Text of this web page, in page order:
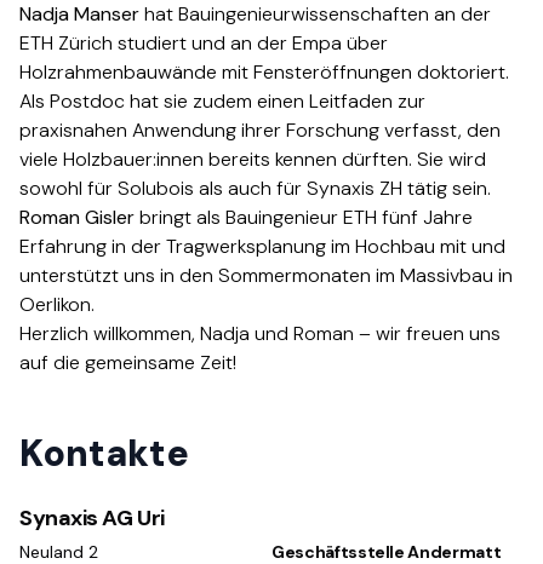
Nadja Manser​​​​‌ ‍ ​‍​‍‌‍ ‌ ​‍‌‍‍‌‌‍‌ ‌‍‍‌‌‍ ‍​‍​‍​ ‍‍​‍​‍‌ ​ ‌‍​‌‌‍ ‍‌‍‍‌‌ ‌​‌ ‍‌​‍ ‍‌‍‍‌‌‍ ​‍​‍​‍ ​​‍​‍‌‍‍​‌ ​‍‌‍‌‌‌‍‌‍​‍​‍​ ‍‍​‍​‍‌‍‍​‌ ‌​‌ ‌​‌ ​​​ ‍‍​‍ ​‍ ‌‍ ​‌‍ ‌‍​ ‌‍​‌‌‍ ​‌‍‍​‌‍ ‌ ​ ‌ ‌​​ ‍‍​ ​ ​ ​ ​ ​ ​ ​ ​‍ ‌‍‍‌‌‍ ‍‌ ‌​‌‍‌‌‌‍ ‍‌ ‌​​‍ ‌‍‌‌‌‍‌​‌‍‍‌‌ ‌​​‍ ‌‍ ‌‌‍ ‌‍‌​‌‍‌‌​ ‌‌ ​​‌ ​‍‌‍‌‌‌ ​ ‌‍‌‌‌‍ ‍‌ ‌​‌‍​‌‌ ‌​‌‍‍‌‌‍ ‌‍ ‍​ ‍ ‌‍‍‌‌‍‌​​ ‌‌‍‌​​ ​​​ ‌​​ ‌‍​ ‌ ​ ‌​​ ‌‌​ ​​​‍ ‌​ ‍​​ ​‌‌‍​‍‌‍‌‍​‍ ‌​ ‌​​ ‌‍‌‍​‌​ ​​​‍ ‌​ ‍‌‌‍‌‍‌‍‌‌‌‍​‍​‍ ‌​ ‌ ​ ‌‍​ ‍‌‌‍​‍​ ‌​‌‍​‍​ ​ ​ ‌​​ ‍​‌‍​‌​ ​ ​ ​ ​ ‍ ‌ ‌​‌ ‍‌‌ ​​‌‍‌‌​ ‌‌‍ ‍‌‍‌‌‌ ‌ ‌ ​ ​ ‍ ‌ ​​‌‍​‌‌ ‌​‌‍‍​​ ‌‌ ​‍‌‍‍‌‌‍​ ‌‍‍​‌‌‌​‌‍‌‌‌ ‍​‌ ‌​​‍‌‌​ ‌‌‌​​‍‌‌ ‌‍‍ ‌‍‌‌‌ ‍‌​‍‌‌​ ​ ‌​‌​​‍‌‌​ ​ ‌​‌​​‍‌‌​ ​‍​ ​‍‌‍‌​‌‍‌‌​‍‌‌​ ​‍​ ​‍​‍‌‌​ ‌‌‌​‌​​‍ ‍‌ ‌‍‌‍​‌‌‍ ​‌ ‌‌‌‍‌‌​‍‌‌​ ‌‌‌​​‍‌‌ ‌‍‍ ‌‍‌‌‌ ‍‌​‍‌‌​ ​ ‌​‌​​‍‌‌​ ​ ‌​‌​​‍‌‌​ ​‍​ ​‍​ ​ ​ ‍‌​ ​​​ ​‌​ ​ ​ ‌‍​ ‌​​ ‍​​ ​ ​ ‌‍​ ​‌‌‍‌‌​‍‌‌​ ​‍​ ​‍​‍‌‌​ ‌‌‌​‌​​‍ ‍‌‍​ ‌‍‍​‌‍‍‌‌‍ ​‌‍‌​‌ ​‍‌‍‌‌‌‍ ‍​‍‌‌​ ‌‌‌​​‍‌‌ ‌‍‍ ‌‍‌‌‌ ‍‌​‍‌‌​ ​ ‌​‌​​‍‌‌​ ​ ‌​‌​​‍‌‌​ ​‍​ ​‍​ ‍‌‌‍‌‌‌‍​‌‌‍‌‍​ ‌‌​ ‌ ​ ​ ​ ‌‌‌‍‌​‌‍​ ​ ‌ ​ ‌ ​‍‌‌​ ​‍​ ​‍​‍‌‌​ ‌‌‌​‌​​‍ ‍‌ ‌​‌‍‌‌‌ ‍​‌ ‌​​ ‌‍​‍‌‍​‌‌ ​ ‌‍‌‌‌‌‌‌‌ ​‍‌‍ ​​ ‌‌‍‍​‌ ‌​‌ ‌​‌ ​​​‍‌‌​ ​ ‌​​‌​‍‌‌​ ​‍‌​‌‍​‍‌‌​ ​‍‌​‌‍‌‍ ​‌‍ ‌‍​ ‌‍​‌‌‍ ​‌‍‍​‌‍ ‌ ​ ‌ ‌​​‍‌‌​ ​ ‌​​‌​ ​ ​ ​ ​ ​ ​ ​ ​‍‌‍‌‍‍‌‌‍‌​​ ‌‌‍‌​​ ​​​ ‌​​ ‌‍​ ‌ ​ ‌​​ ‌‌​ ​​​‍ ‌​ ‍​​ ​‌‌‍​‍‌‍‌‍​‍ ‌​ ‌​​ ‌‍‌‍​‌​ ​​​‍ ‌​ ‍‌‌‍‌‍‌‍‌‌‌‍​‍​‍ ‌​ ‌ ​ ‌‍​ ‍‌‌‍​‍​ ‌​‌‍​‍​ ​ ​ ‌​​ ‍​‌‍​‌​ ​ ​ ​ ​‍‌‍‌ ‌​‌ ‍‌‌ ​​‌‍‌‌​ ‌‌‍ ‍‌‍‌‌‌ ‌ ‌ ​ ​‍‌‍‌ ​​‌‍​‌‌ ‌​‌‍‍​​ ‌‌ ​‍‌‍‍‌‌‍​ ‌‍‍​‌‌‌​‌‍‌‌‌ ‍​‌ ‌​​‍‌‌​ ‌‌‌​​‍‌‌ ‌‍‍ ‌‍‌‌‌ ‍‌​‍‌‌​ ​ ‌​‌​​‍‌‌​ ​ ‌​‌​​‍‌‌​ ​‍​ ​‍‌‍‌​‌‍‌‌​‍‌‌​ ​‍​ ​‍​‍‌‌​ ‌‌‌​‌​​‍ ‍‌ ‌‍‌‍​‌‌‍ ​‌ ‌‌‌‍‌‌​‍‌‌​ ‌‌‌​​‍‌‌ ‌‍‍ ‌‍‌‌‌ ‍‌​‍‌‌​ ​ ‌​‌​​‍‌‌​ ​ ‌​‌​​‍‌‌​ ​‍​ ​‍​ ​ ​ ‍‌​ ​​​ ​‌​ ​ ​ ‌‍​ ‌​​ ‍​​ ​ ​ ‌‍​ ​‌‌‍‌‌​‍‌‌​ ​‍​ ​‍​‍‌‌​ ‌‌‌​‌​​‍ ‍‌‍​ ‌‍‍​‌‍‍‌‌‍ ​‌‍‌​‌ ​‍‌‍‌‌‌‍ ‍​‍‌‌​ ‌‌‌​​‍‌‌ ‌‍‍ ‌‍‌‌‌ ‍‌​‍‌‌​ ​ ‌​‌​​‍‌‌​ ​ ‌​‌​​‍‌‌​ ​‍​ ​‍​ ‍‌‌‍‌‌‌‍​‌‌‍‌‍​ ‌‌​ ‌ ​ ​ ​ ‌‌‌‍‌​‌‍​ ​ ‌ ​ ‌ ​‍‌‌​ ​‍​ ​‍​‍‌‌​ ‌‌‌​‌​​‍ ‍‌ ‌​‌‍‌‌‌ ‍​‌ ‌​​‍‌‍‌ ​​‌‍‌‌‌ ​‍‌ ​ ‌ ​​‌‍‌‌‌‍​ ‌ ‌​‌‍‍‌‌ ‌‍‌‍‌‌​ ‌‌ ​​‌ ‌‌‌‍​‍‌‍ ​‌‍‍‌‌ ​ ‌‍‍​‌‍‌‌‌‍‌​​‍​‍‌ ‌hat Bauingenieurwissenschaften an der
ETH Zürich studiert und an der Empa über
Holzrahmenbauwände mit Fensteröffnungen doktoriert.
Als Postdoc hat sie zudem einen Leitfaden zur
praxisnahen Anwendung ihrer Forschung verfasst, den
viele Holzbauer:innen bereits kennen dürften. Sie wird
sowohl für Solubois als auch für Synaxis ZH tätig sein.​​​​‌ ‍ ​‍​‍‌‍ ‌ ​‍‌‍‍‌‌‍‌ ‌‍‍‌‌‍ ‍​‍​‍​ ‍‍​‍​‍‌ ​ ‌‍​‌‌‍ ‍‌‍‍‌‌ ‌​‌ ‍‌​‍ ‍‌‍‍‌‌‍ ​‍​‍​‍ ​​‍​‍‌‍‍​‌ ​‍‌‍‌‌‌‍‌‍​‍​‍​ ‍‍​‍​‍‌‍‍​‌ ‌​‌ ‌​‌ ​​​ ‍‍​‍ ​‍ ‌‍ ​‌‍ ‌‍​ ‌‍​‌‌‍ ​‌‍‍​‌‍ ‌ ​ ‌ ‌​​ ‍‍​ ​ ​ ​ ​ ​ ​ ​ ​‍ ‌‍‍‌‌‍ ‍‌ ‌​‌‍‌‌‌‍ ‍‌ ‌​​‍ ‌‍‌‌‌‍‌​‌‍‍‌‌ ‌​​‍ ‌‍ ‌‌‍ ‌‍‌​‌‍‌‌​ ‌‌ ​​‌ ​‍‌‍‌‌‌ ​ ‌‍‌‌‌‍ ‍‌ ‌​‌‍​‌‌ ‌​‌‍‍‌‌‍ ‌‍ ‍​ ‍ ‌‍‍‌‌‍‌​​ ‌‌‍‌​​ ​​​ ‌​​ ‌‍​ ‌ ​ ‌​​ ‌‌​ ​​​‍ ‌​ ‍​​ ​‌‌‍​‍‌‍‌‍​‍ ‌​ ‌​​ ‌‍‌‍​‌​ ​​​‍ ‌​ ‍‌‌‍‌‍‌‍‌‌‌‍​‍​‍ ‌​ ‌ ​ ‌‍​ ‍‌‌‍​‍​ ‌​‌‍​‍​ ​ ​ ‌​​ ‍​‌‍​‌​ ​ ​ ​ ​ ‍ ‌ ‌​‌ ‍‌‌ ​​‌‍‌‌​ ‌‌‍ ‍‌‍‌‌‌ ‌ ‌ ​ ​ ‍ ‌ ​​‌‍​‌‌ ‌​‌‍‍​​ ‌‌ ​‍‌‍‍‌‌‍​ ‌‍‍​‌‌‌​‌‍‌‌‌ ‍​‌ ‌​​‍‌‌​ ‌‌‌​​‍‌‌ ‌‍‍ ‌‍‌‌‌ ‍‌​‍‌‌​ ​ ‌​‌​​‍‌‌​ ​ ‌​‌​​‍‌‌​ ​‍​ ​‍‌‍‌​‌‍‌‌​‍‌‌​ ​‍​ ​‍​‍‌‌​ ‌‌‌​‌​​‍ ‍‌ ‌‍‌‍​‌‌‍ ​‌ ‌‌‌‍‌‌​‍‌‌​ ‌‌‌​​‍‌‌ ‌‍‍ ‌‍‌‌‌ ‍‌​‍‌‌​ ​ ‌​‌​​‍‌‌​ ​ ‌​‌​​‍‌‌​ ​‍​ ​‍​ ​ ​ ‍‌​ ​​​ ​‌​ ​ ​ ‌‍​ ‌​​ ‍​​ ​ ​ ‌‍​ ​‌‌‍‌‌​‍‌‌​ ​‍​ ​‍​‍‌‌​ ‌‌‌​‌​​‍ ‍‌‍​ ‌‍‍​‌‍‍‌‌‍ ​‌‍‌​‌ ​‍‌‍‌‌‌‍ ‍​‍‌‌​ ‌‌‌​​‍‌‌ ‌‍‍ ‌‍‌‌‌ ‍‌​‍‌‌​ ​ ‌​‌​​‍‌‌​ ​ ‌​‌​​‍‌‌​ ​‍​ ​‍​ ​ ​ ​‍​ ​‍‌‍‌​‌‍‌​‌‍​‌​ ‌‌​ ‌‍​ ‌‍​ ​‍​ ​​​ ‌‌​‍‌‌​ ​‍​ ​‍​‍‌‌​ ‌‌‌​‌​​‍ ‍‌ ‌​‌‍‌‌‌ ‍​‌ ‌​​ ‌‍​‍‌‍​‌‌ ​ ‌‍‌‌‌‌‌‌‌ ​‍‌‍ ​​ ‌‌‍‍​‌ ‌​‌ ‌​‌ ​​​‍‌‌​ ​ ‌​​‌​‍‌‌​ ​‍‌​‌‍​‍‌‌​ ​‍‌​‌‍‌‍ ​‌‍ ‌‍​ ‌‍​‌‌‍ ​‌‍‍​‌‍ ‌ ​ ‌ ‌​​‍‌‌​ ​ ‌​​‌​ ​ ​ ​ ​ ​ ​ ​ ​‍‌‍‌‍‍‌‌‍‌​​ ‌‌‍‌​​ ​​​ ‌​​ ‌‍​ ‌ ​ ‌​​ ‌‌​ ​​​‍ ‌​ ‍​​ ​‌‌‍​‍‌‍‌‍​‍ ‌​ ‌​​ ‌‍‌‍​‌​ ​​​‍ ‌​ ‍‌‌‍‌‍‌‍‌‌‌‍​‍​‍ ‌​ ‌ ​ ‌‍​ ‍‌‌‍​‍​ ‌​‌‍​‍​ ​ ​ ‌​​ ‍​‌‍​‌​ ​ ​ ​ ​‍‌‍‌ ‌​‌ ‍‌‌ ​​‌‍‌‌​ ‌‌‍ ‍‌‍‌‌‌ ‌ ‌ ​ ​‍‌‍‌ ​​‌‍​‌‌ ‌​‌‍‍​​ ‌‌ ​‍‌‍‍‌‌‍​ ‌‍‍​‌‌‌​‌‍‌‌‌ ‍​‌ ‌​​‍‌‌​ ‌‌‌​​‍‌‌ ‌‍‍ ‌‍‌‌‌ ‍‌​‍‌‌​ ​ ‌​‌​​‍‌‌​ ​ ‌​‌​​‍‌‌​ ​‍​ ​‍‌‍‌​‌‍‌‌​‍‌‌​ ​‍​ ​‍​‍‌‌​ ‌‌‌​‌​​‍ ‍‌ ‌‍‌‍​‌‌‍ ​‌ ‌‌‌‍‌‌​‍‌‌​ ‌‌‌​​‍‌‌ ‌‍‍ ‌‍‌‌‌ ‍‌​‍‌‌​ ​ ‌​‌​​‍‌‌​ ​ ‌​‌​​‍‌‌​ ​‍​ ​‍​ ​ ​ ‍‌​ ​​​ ​‌​ ​ ​ ‌‍​ ‌​​ ‍​​ ​ ​ ‌‍​ ​‌‌‍‌‌​‍‌‌​ ​‍​ ​‍​‍‌‌​ ‌‌‌​‌​​‍ ‍‌‍​ ‌‍‍​‌‍‍‌‌‍ ​‌‍‌​‌ ​‍‌‍‌‌‌‍ ‍​‍‌‌​ ‌‌‌​​‍‌‌ ‌‍‍ ‌‍‌‌‌ ‍‌​‍‌‌​ ​ ‌​‌​​‍‌‌​ ​ ‌​‌​​‍‌‌​ ​‍​ ​‍​ ​ ​ ​‍​ ​‍‌‍‌​‌‍‌​‌‍​‌​ ‌‌​ ‌‍​ ‌‍​ ​‍​ ​​​ ‌‌​‍‌‌​ ​‍​ ​‍​‍‌‌​ ‌‌‌​‌​​‍ ‍‌ ‌​‌‍‌‌‌ ‍​‌ ‌​​‍‌‍‌ ​​‌‍‌‌‌ ​‍‌ ​ ‌ ​​‌‍‌‌‌‍​ ‌ ‌​‌‍‍‌‌ ‌‍‌‍‌‌​ ‌‌ ​​‌ ‌‌‌‍​‍‌‍ ​‌‍‍‌‌ ​ ‌‍‍​‌‍‌‌‌‍‌​​‍​‍‌ ‌
Roman Gisler​​​​‌ ‍ ​‍​‍‌‍ ‌ ​‍‌‍‍‌‌‍‌ ‌‍‍‌‌‍ ‍​‍​‍​ ‍‍​‍​‍‌ ​ ‌‍​‌‌‍ ‍‌‍‍‌‌ ‌​‌ ‍‌​‍ ‍‌‍‍‌‌‍ ​‍​‍​‍ ​​‍​‍‌‍‍​‌ ​‍‌‍‌‌‌‍‌‍​‍​‍​ ‍‍​‍​‍‌‍‍​‌ ‌​‌ ‌​‌ ​​​ ‍‍​‍ ​‍ ‌‍ ​‌‍ ‌‍​ ‌‍​‌‌‍ ​‌‍‍​‌‍ ‌ ​ ‌ ‌​​ ‍‍​ ​ ​ ​ ​ ​ ​ ​ ​‍ ‌‍‍‌‌‍ ‍‌ ‌​‌‍‌‌‌‍ ‍‌ ‌​​‍ ‌‍‌‌‌‍‌​‌‍‍‌‌ ‌​​‍ ‌‍ ‌‌‍ ‌‍‌​‌‍‌‌​ ‌‌ ​​‌ ​‍‌‍‌‌‌ ​ ‌‍‌‌‌‍ ‍‌ ‌​‌‍​‌‌ ‌​‌‍‍‌‌‍ ‌‍ ‍​ ‍ ‌‍‍‌‌‍‌​​ ‌‌‍‌​​ ​​​ ‌​​ ‌‍​ ‌ ​ ‌​​ ‌‌​ ​​​‍ ‌​ ‍​​ ​‌‌‍​‍‌‍‌‍​‍ ‌​ ‌​​ ‌‍‌‍​‌​ ​​​‍ ‌​ ‍‌‌‍‌‍‌‍‌‌‌‍​‍​‍ ‌​ ‌ ​ ‌‍​ ‍‌‌‍​‍​ ‌​‌‍​‍​ ​ ​ ‌​​ ‍​‌‍​‌​ ​ ​ ​ ​ ‍ ‌ ‌​‌ ‍‌‌ ​​‌‍‌‌​ ‌‌‍ ‍‌‍‌‌‌ ‌ ‌ ​ ​ ‍ ‌ ​​‌‍​‌‌ ‌​‌‍‍​​ ‌‌ ​‍‌‍‍‌‌‍​ ‌‍‍​‌‌‌​‌‍‌‌‌ ‍​‌ ‌​​‍‌‌​ ‌‌‌​​‍‌‌ ‌‍‍ ‌‍‌‌‌ ‍‌​‍‌‌​ ​ ‌​‌​​‍‌‌​ ​ ‌​‌​​‍‌‌​ ​‍​ ​‍‌‍‌​‌‍‌‌​‍‌‌​ ​‍​ ​‍​‍‌‌​ ‌‌‌​‌​​‍ ‍‌ ‌‍‌‍​‌‌‍ ​‌ ‌‌‌‍‌‌​‍‌‌​ ‌‌‌​​‍‌‌ ‌‍‍ ‌‍‌‌‌ ‍‌​‍‌‌​ ​ ‌​‌​​‍‌‌​ ​ ‌​‌​​‍‌‌​ ​‍​ ​‍​ ‍‌​ ​‌​ ‍‌​ ​‍‌‍​ ​ ‌ ​ ‌‍​ ‌ ​ ‍​​ ‌​​ ​ ​ ‌ ​‍‌‌​ ​‍​ ​‍​‍‌‌​ ‌‌‌​‌​​‍ ‍‌‍​ ‌‍‍​‌‍‍‌‌‍ ​‌‍‌​‌ ​‍‌‍‌‌‌‍ ‍​‍‌‌​ ‌‌‌​​‍‌‌ ‌‍‍ ‌‍‌‌‌ ‍‌​‍‌‌​ ​ ‌​‌​​‍‌‌​ ​ ‌​‌​​‍‌‌​ ​‍​ ​‍​ ‌​​ ‍​​ ‌​​ ​‍​ ​‍​ ‌​‌‍‌‍​ ‌​‌‍‌​‌‍‌‍‌‍‌​​ ‌ ​‍‌‌​ ​‍​ ​‍​‍‌‌​ ‌‌‌​‌​​‍ ‍‌ ‌​‌‍‌‌‌ ‍​‌ ‌​​ ‌‍​‍‌‍​‌‌ ​ ‌‍‌‌‌‌‌‌‌ ​‍‌‍ ​​ ‌‌‍‍​‌ ‌​‌ ‌​‌ ​​​‍‌‌​ ​ ‌​​‌​‍‌‌​ ​‍‌​‌‍​‍‌‌​ ​‍‌​‌‍‌‍ ​‌‍ ‌‍​ ‌‍​‌‌‍ ​‌‍‍​‌‍ ‌ ​ ‌ ‌​​‍‌‌​ ​ ‌​​‌​ ​ ​ ​ ​ ​ ​ ​ ​‍‌‍‌‍‍‌‌‍‌​​ ‌‌‍‌​​ ​​​ ‌​​ ‌‍​ ‌ ​ ‌​​ ‌‌​ ​​​‍ ‌​ ‍​​ ​‌‌‍​‍‌‍‌‍​‍ ‌​ ‌​​ ‌‍‌‍​‌​ ​​​‍ ‌​ ‍‌‌‍‌‍‌‍‌‌‌‍​‍​‍ ‌​ ‌ ​ ‌‍​ ‍‌‌‍​‍​ ‌​‌‍​‍​ ​ ​ ‌​​ ‍​‌‍​‌​ ​ ​ ​ ​‍‌‍‌ ‌​‌ ‍‌‌ ​​‌‍‌‌​ ‌‌‍ ‍‌‍‌‌‌ ‌ ‌ ​ ​‍‌‍‌ ​​‌‍​‌‌ ‌​‌‍‍​​ ‌‌ ​‍‌‍‍‌‌‍​ ‌‍‍​‌‌‌​‌‍‌‌‌ ‍​‌ ‌​​‍‌‌​ ‌‌‌​​‍‌‌ ‌‍‍ ‌‍‌‌‌ ‍‌​‍‌‌​ ​ ‌​‌​​‍‌‌​ ​ ‌​‌​​‍‌‌​ ​‍​ ​‍‌‍‌​‌‍‌‌​‍‌‌​ ​‍​ ​‍​‍‌‌​ ‌‌‌​‌​​‍ ‍‌ ‌‍‌‍​‌‌‍ ​‌ ‌‌‌‍‌‌​‍‌‌​ ‌‌‌​​‍‌‌ ‌‍‍ ‌‍‌‌‌ ‍‌​‍‌‌​ ​ ‌​‌​​‍‌‌​ ​ ‌​‌​​‍‌‌​ ​‍​ ​‍​ ‍‌​ ​‌​ ‍‌​ ​‍‌‍​ ​ ‌ ​ ‌‍​ ‌ ​ ‍​​ ‌​​ ​ ​ ‌ ​‍‌‌​ ​‍​ ​‍​‍‌‌​ ‌‌‌​‌​​‍ ‍‌‍​ ‌‍‍​‌‍‍‌‌‍ ​‌‍‌​‌ ​‍‌‍‌‌‌‍ ‍​‍‌‌​ ‌‌‌​​‍‌‌ ‌‍‍ ‌‍‌‌‌ ‍‌​‍‌‌​ ​ ‌​‌​​‍‌‌​ ​ ‌​‌​​‍‌‌​ ​‍​ ​‍​ ‌​​ ‍​​ ‌​​ ​‍​ ​‍​ ‌​‌‍‌‍​ ‌​‌‍‌​‌‍‌‍‌‍‌​​ ‌ ​‍‌‌​ ​‍​ ​‍​‍‌‌​ ‌‌‌​‌​​‍ ‍‌ ‌​‌‍‌‌‌ ‍​‌ ‌​​‍‌‍‌ ​​‌‍‌‌‌ ​‍‌ ​ ‌ ​​‌‍‌‌‌‍​ ‌ ‌​‌‍‍‌‌ ‌‍‌‍‌‌​ ‌‌ ​​‌ ‌‌‌‍​‍‌‍ ​‌‍‍‌‌ ​ ‌‍‍​‌‍‌‌‌‍‌​​‍​‍‌ ‌bringt als Bauingenieur ETH fünf Jahre
Erfahrung in der Tragwerksplanung im Hochbau mit und
unterstützt uns in den Sommermonaten im Massivbau in
Oerlikon.​​​​‌ ‍ ​‍​‍‌‍ ‌ ​‍‌‍‍‌‌‍‌ ‌‍‍‌‌‍ ‍​‍​‍​ ‍‍​‍​‍‌ ​ ‌‍​‌‌‍ ‍‌‍‍‌‌ ‌​‌ ‍‌​‍ ‍‌‍‍‌‌‍ ​‍​‍​‍ ​​‍​‍‌‍‍​‌ ​‍‌‍‌‌‌‍‌‍​‍​‍​ ‍‍​‍​‍‌‍‍​‌ ‌​‌ ‌​‌ ​​​ ‍‍​‍ ​‍ ‌‍ ​‌‍ ‌‍​ ‌‍​‌‌‍ ​‌‍‍​‌‍ ‌ ​ ‌ ‌​​ ‍‍​ ​ ​ ​ ​ ​ ​ ​ ​‍ ‌‍‍‌‌‍ ‍‌ ‌​‌‍‌‌‌‍ ‍‌ ‌​​‍ ‌‍‌‌‌‍‌​‌‍‍‌‌ ‌​​‍ ‌‍ ‌‌‍ ‌‍‌​‌‍‌‌​ ‌‌ ​​‌ ​‍‌‍‌‌‌ ​ ‌‍‌‌‌‍ ‍‌ ‌​‌‍​‌‌ ‌​‌‍‍‌‌‍ ‌‍ ‍​ ‍ ‌‍‍‌‌‍‌​​ ‌‌‍‌​​ ​​​ ‌​​ ‌‍​ ‌ ​ ‌​​ ‌‌​ ​​​‍ ‌​ ‍​​ ​‌‌‍​‍‌‍‌‍​‍ ‌​ ‌​​ ‌‍‌‍​‌​ ​​​‍ ‌​ ‍‌‌‍‌‍‌‍‌‌‌‍​‍​‍ ‌​ ‌ ​ ‌‍​ ‍‌‌‍​‍​ ‌​‌‍​‍​ ​ ​ ‌​​ ‍​‌‍​‌​ ​ ​ ​ ​ ‍ ‌ ‌​‌ ‍‌‌ ​​‌‍‌‌​ ‌‌‍ ‍‌‍‌‌‌ ‌ ‌ ​ ​ ‍ ‌ ​​‌‍​‌‌ ‌​‌‍‍​​ ‌‌ ​‍‌‍‍‌‌‍​ ‌‍‍​‌‌‌​‌‍‌‌‌ ‍​‌ ‌​​‍‌‌​ ‌‌‌​​‍‌‌ ‌‍‍ ‌‍‌‌‌ ‍‌​‍‌‌​ ​ ‌​‌​​‍‌‌​ ​ ‌​‌​​‍‌‌​ ​‍​ ​‍‌‍‌​‌‍‌‌​‍‌‌​ ​‍​ ​‍​‍‌‌​ ‌‌‌​‌​​‍ ‍‌ ‌‍‌‍​‌‌‍ ​‌ ‌‌‌‍‌‌​‍‌‌​ ‌‌‌​​‍‌‌ ‌‍‍ ‌‍‌‌‌ ‍‌​‍‌‌​ ​ ‌​‌​​‍‌‌​ ​ ‌​‌​​‍‌‌​ ​‍​ ​‍​ ‍‌​ ​‌​ ‍‌​ ​‍‌‍​ ​ ‌ ​ ‌‍​ ‌ ​ ‍​​ ‌​​ ​ ​ ‌ ​‍‌‌​ ​‍​ ​‍​‍‌‌​ ‌‌‌​‌​​‍ ‍‌‍​ ‌‍‍​‌‍‍‌‌‍ ​‌‍‌​‌ ​‍‌‍‌‌‌‍ ‍​‍‌‌​ ‌‌‌​​‍‌‌ ‌‍‍ ‌‍‌‌‌ ‍‌​‍‌‌​ ​ ‌​‌​​‍‌‌​ ​ ‌​‌​​‍‌‌​ ​‍​ ​‍​ ​‌​ ‍​​ ‍‌‌‍​ ​ ‍​‌‍​‌‌‍‌‍​ ‍​​ ​‌​ ​‍​ ​‌‌‍‌‍​‍‌‌​ ​‍​ ​‍​‍‌‌​ ‌‌‌​‌​​‍ ‍‌ ‌​‌‍‌‌‌ ‍​‌ ‌​​ ‌‍​‍‌‍​‌‌ ​ ‌‍‌‌‌‌‌‌‌ ​‍‌‍ ​​ ‌‌‍‍​‌ ‌​‌ ‌​‌ ​​​‍‌‌​ ​ ‌​​‌​‍‌‌​ ​‍‌​‌‍​‍‌‌​ ​‍‌​‌‍‌‍ ​‌‍ ‌‍​ ‌‍​‌‌‍ ​‌‍‍​‌‍ ‌ ​ ‌ ‌​​‍‌‌​ ​ ‌​​‌​ ​ ​ ​ ​ ​ ​ ​ ​‍‌‍‌‍‍‌‌‍‌​​ ‌‌‍‌​​ ​​​ ‌​​ ‌‍​ ‌ ​ ‌​​ ‌‌​ ​​​‍ ‌​ ‍​​ ​‌‌‍​‍‌‍‌‍​‍ ‌​ ‌​​ ‌‍‌‍​‌​ ​​​‍ ‌​ ‍‌‌‍‌‍‌‍‌‌‌‍​‍​‍ ‌​ ‌ ​ ‌‍​ ‍‌‌‍​‍​ ‌​‌‍​‍​ ​ ​ ‌​​ ‍​‌‍​‌​ ​ ​ ​ ​‍‌‍‌ ‌​‌ ‍‌‌ ​​‌‍‌‌​ ‌‌‍ ‍‌‍‌‌‌ ‌ ‌ ​ ​‍‌‍‌ ​​‌‍​‌‌ ‌​‌‍‍​​ ‌‌ ​‍‌‍‍‌‌‍​ ‌‍‍​‌‌‌​‌‍‌‌‌ ‍​‌ ‌​​‍‌‌​ ‌‌‌​​‍‌‌ ‌‍‍ ‌‍‌‌‌ ‍‌​‍‌‌​ ​ ‌​‌​​‍‌‌​ ​ ‌​‌​​‍‌‌​ ​‍​ ​‍‌‍‌​‌‍‌‌​‍‌‌​ ​‍​ ​‍​‍‌‌​ ‌‌‌​‌​​‍ ‍‌ ‌‍‌‍​‌‌‍ ​‌ ‌‌‌‍‌‌​‍‌‌​ ‌‌‌​​‍‌‌ ‌‍‍ ‌‍‌‌‌ ‍‌​‍‌‌​ ​ ‌​‌​​‍‌‌​ ​ ‌​‌​​‍‌‌​ ​‍​ ​‍​ ‍‌​ ​‌​ ‍‌​ ​‍‌‍​ ​ ‌ ​ ‌‍​ ‌ ​ ‍​​ ‌​​ ​ ​ ‌ ​‍‌‌​ ​‍​ ​‍​‍‌‌​ ‌‌‌​‌​​‍ ‍‌‍​ ‌‍‍​‌‍‍‌‌‍ ​‌‍‌​‌ ​‍‌‍‌‌‌‍ ‍​‍‌‌​ ‌‌‌​​‍‌‌ ‌‍‍ ‌‍‌‌‌ ‍‌​‍‌‌​ ​ ‌​‌​​‍‌‌​ ​ ‌​‌​​‍‌‌​ ​‍​ ​‍​ ​‌​ ‍​​ ‍‌‌‍​ ​ ‍​‌‍​‌‌‍‌‍​ ‍​​ ​‌​ ​‍​ ​‌‌‍‌‍​‍‌‌​ ​‍​ ​‍​‍‌‌​ ‌‌‌​‌​​‍ ‍‌ ‌​‌‍‌‌‌ ‍​‌ ‌​​‍‌‍‌ ​​‌‍‌‌‌ ​‍‌ ​ ‌ ​​‌‍‌‌‌‍​ ‌ ‌​‌‍‍‌‌ ‌‍‌‍‌‌​ ‌‌ ​​‌ ‌‌‌‍​‍‌‍ ​‌‍‍‌‌ ​ ‌‍‍​‌‍‌‌‌‍‌​​‍​‍‌ ‌
Herzlich willkommen, Nadja und Roman – wir freuen uns
auf die gemeinsame Zeit!​​​​‌ ‍ ​‍​‍‌‍ ‌ ​‍‌‍‍‌‌‍‌ ‌‍‍‌‌‍ ‍​‍​‍​ ‍‍​‍​‍‌ ​ ‌‍​‌‌‍ ‍‌‍‍‌‌ ‌​‌ ‍‌​‍ ‍‌‍‍‌‌‍ ​‍​‍​‍ ​​‍​‍‌‍‍​‌ ​‍‌‍‌‌‌‍‌‍​‍​‍​ ‍‍​‍​‍‌‍‍​‌ ‌​‌ ‌​‌ ​​​ ‍‍​‍ ​‍ ‌‍ ​‌‍ ‌‍​ ‌‍​‌‌‍ ​‌‍‍​‌‍ ‌ ​ ‌ ‌​​ ‍‍​ ​ ​ ​ ​ ​ ​ ​ ​‍ ‌‍‍‌‌‍ ‍‌ ‌​‌‍‌‌‌‍ ‍‌ ‌​​‍ ‌‍‌‌‌‍‌​‌‍‍‌‌ ‌​​‍ ‌‍ ‌‌‍ ‌‍‌​‌‍‌‌​ ‌‌ ​​‌ ​‍‌‍‌‌‌ ​ ‌‍‌‌‌‍ ‍‌ ‌​‌‍​‌‌ ‌​‌‍‍‌‌‍ ‌‍ ‍​ ‍ ‌‍‍‌‌‍‌​​ ‌‌‍‌​​ ​​​ ‌​​ ‌‍​ ‌ ​ ‌​​ ‌‌​ ​​​‍ ‌​ ‍​​ ​‌‌‍​‍‌‍‌‍​‍ ‌​ ‌​​ ‌‍‌‍​‌​ ​​​‍ ‌​ ‍‌‌‍‌‍‌‍‌‌‌‍​‍​‍ ‌​ ‌ ​ ‌‍​ ‍‌‌‍​‍​ ‌​‌‍​‍​ ​ ​ ‌​​ ‍​‌‍​‌​ ​ ​ ​ ​ ‍ ‌ ‌​‌ ‍‌‌ ​​‌‍‌‌​ ‌‌‍ ‍‌‍‌‌‌ ‌ ‌ ​ ​ ‍ ‌ ​​‌‍​‌‌ ‌​‌‍‍​​ ‌‌ ​‍‌‍‍‌‌‍​ ‌‍‍​‌‌‌​‌‍‌‌‌ ‍​‌ ‌​​‍‌‌​ ‌‌‌​​‍‌‌ ‌‍‍ ‌‍‌‌‌ ‍‌​‍‌‌​ ​ ‌​‌​​‍‌‌​ ​ ‌​‌​​‍‌‌​ ​‍​ ​‍‌‍‌​‌‍‌‌​‍‌‌​ ​‍​ ​‍​‍‌‌​ ‌‌‌​‌​​‍ ‍‌ ‌‍‌‍​‌‌‍ ​‌ ‌‌‌‍‌‌​‍‌‌​ ‌‌‌​​‍‌‌ ‌‍‍ ‌‍‌‌‌ ‍‌​‍‌‌​ ​ ‌​‌​​‍‌‌​ ​ ‌​‌​​‍‌‌​ ​‍​ ​‍‌‍​‌‌‍​ ​ ‌‌‌‍​ ​ ‌ ​ ‍​​ ​​​ ​ ‌‍​‌​ ‌‌​ ‍‌​ ‍‌​‍‌‌​ ​‍​ ​‍​‍‌‌​ ‌‌‌​‌​​‍ ‍‌‍​ ‌‍‍​‌‍‍‌‌‍ ​‌‍‌​‌ ​‍‌‍‌‌‌‍ ‍​‍‌‌​ ‌‌‌​​‍‌‌ ‌‍‍ ‌‍‌‌‌ ‍‌​‍‌‌​ ​ ‌​‌​​‍‌‌​ ​ ‌​‌​​‍‌‌​ ​‍​ ​‍​ ‍​​ ​‍​ ​‍​ ‌‌‌‍​‌‌‍​ ‌‍‌‍​ ‍​​ ​‌​ ‌ ​ ​‌​ ‌‍​‍‌‌​ ​‍​ ​‍​‍‌‌​ ‌‌‌​‌​​‍ ‍‌ ‌​‌‍‌‌‌ ‍​‌ ‌​​ ‌‍​‍‌‍​‌‌ ​ ‌‍‌‌‌‌‌‌‌ ​‍‌‍ ​​ ‌‌‍‍​‌ ‌​‌ ‌​‌ ​​​‍‌‌​ ​ ‌​​‌​‍‌‌​ ​‍‌​‌‍​‍‌‌​ ​‍‌​‌‍‌‍ ​‌‍ ‌‍​ ‌‍​‌‌‍ ​‌‍‍​‌‍ ‌ ​ ‌ ‌​​‍‌‌​ ​ ‌​​‌​ ​ ​ ​ ​ ​ ​ ​ ​‍‌‍‌‍‍‌‌‍‌​​ ‌‌‍‌​​ ​​​ ‌​​ ‌‍​ ‌ ​ ‌​​ ‌‌​ ​​​‍ ‌​ ‍​​ ​‌‌‍​‍‌‍‌‍​‍ ‌​ ‌​​ ‌‍‌‍​‌​ ​​​‍ ‌​ ‍‌‌‍‌‍‌‍‌‌‌‍​‍​‍ ‌​ ‌ ​ ‌‍​ ‍‌‌‍​‍​ ‌​‌‍​‍​ ​ ​ ‌​​ ‍​‌‍​‌​ ​ ​ ​ ​‍‌‍‌ ‌​‌ ‍‌‌ ​​‌‍‌‌​ ‌‌‍ ‍‌‍‌‌‌ ‌ ‌ ​ ​‍‌‍‌ ​​‌‍​‌‌ ‌​‌‍‍​​ ‌‌ ​‍‌‍‍‌‌‍​ ‌‍‍​‌‌‌​‌‍‌‌‌ ‍​‌ ‌​​‍‌‌​ ‌‌‌​​‍‌‌ ‌‍‍ ‌‍‌‌‌ ‍‌​‍‌‌​ ​ ‌​‌​​‍‌‌​ ​ ‌​‌​​‍‌‌​ ​‍​ ​‍‌‍‌​‌‍‌‌​‍‌‌​ ​‍​ ​‍​‍‌‌​ ‌‌‌​‌​​‍ ‍‌ ‌‍‌‍​‌‌‍ ​‌ ‌‌‌‍‌‌​‍‌‌​ ‌‌‌​​‍‌‌ ‌‍‍ ‌‍‌‌‌ ‍‌​‍‌‌​ ​ ‌​‌​​‍‌‌​ ​ ‌​‌​​‍‌‌​ ​‍​ ​‍‌‍​‌‌‍​ ​ ‌‌‌‍​ ​ ‌ ​ ‍​​ ​​​ ​ ‌‍​‌​ ‌‌​ ‍‌​ ‍‌​‍‌‌​ ​‍​ ​‍​‍‌‌​ ‌‌‌​‌​​‍ ‍‌‍​ ‌‍‍​‌‍‍‌‌‍ ​‌‍‌​‌ ​‍‌‍‌‌‌‍ ‍​‍‌‌​ ‌‌‌​​‍‌‌ ‌‍‍ ‌‍‌‌‌ ‍‌​‍‌‌​ ​ ‌​‌​​‍‌‌​ ​ ‌​‌​​‍‌‌​ ​‍​ ​‍​ ‍​​ ​‍​ ​‍​ ‌‌‌‍​‌‌‍​ ‌‍‌‍​ ‍​​ ​‌​ ‌ ​ ​‌​ ‌‍​‍‌‌​ ​‍​ ​‍​‍‌‌​ ‌‌‌​‌​​‍ ‍‌ ‌​‌‍‌‌‌ ‍​‌ ‌​​‍‌‍‌ ​​‌‍‌‌‌ ​‍‌ ​ ‌ ​​‌‍‌‌‌‍​ ‌ ‌​‌‍‍‌‌ ‌‍‌‍‌‌​ ‌‌ ​​‌ ‌‌‌‍​‍‌‍ ​‌‍‍‌‌ ​ ‌‍‍​‌‍‌‌‌‍‌​​‍​‍‌ ‌
Kontakte
Synaxis AG Uri
Neuland 2
Geschäftsstelle Andermatt